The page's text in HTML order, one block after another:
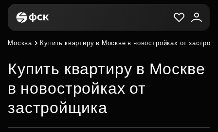
Москва Купить квартиру в Москве в новостройках от
Купить квартиру в Москве
в новостройках от
застройщика